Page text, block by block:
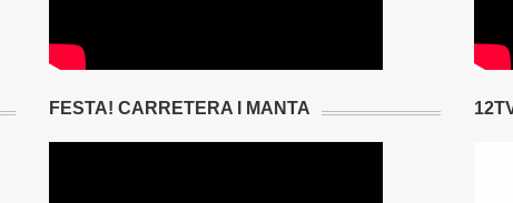
FESTA! CARRETERA I MANTA